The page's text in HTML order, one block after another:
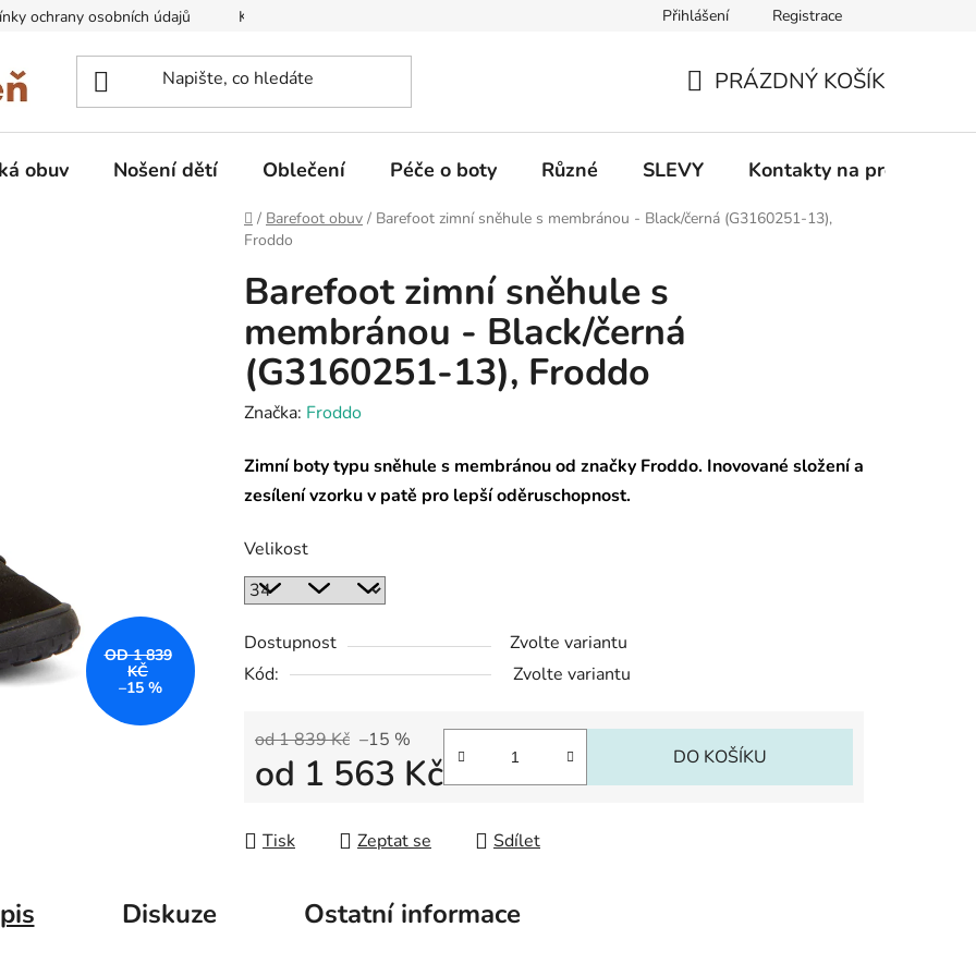
ochrany osobních údajů Kontakty na prodejny Informace k on-line platbám Odstoupení od
Přihlášení Registrace
KOŠÍK
PRÁZDNÝ KOŠÍK
obuv Nošení dětí Oblečení Péče o boty Různé SLEVY Kontakty na prodejny
Domů
/ Barefoot obuv / Barefoot zimní sněhule s membránou - Black/černá (G3160251-13),
Froddo
Barefoot zimní sněhule s
membránou - Black/černá
(G3160251-13), Froddo
Značka: Froddo
Zimní boty typu sněhule s membránou od značky Froddo. Inovované složení a
zesílení vzorku v patě pro lepší oděruschopnost.
Velikost
Dostupnost
Zvolte variantu
Kód:
Zvolte variantu
od 1 839 Kč –15 %
od 1 563 Kč DO KOŠÍKU
Tisk Zeptat se Sdílet
OD 1 839
KČ
–15 %
Diskuze Ostatní informace